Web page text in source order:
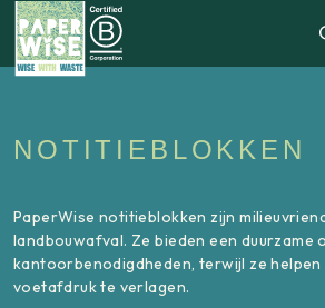
NOTITIEBLOKKEN
PaperWise notitieblokken zijn
landbouwafval. Ze bieden een duurzame
kantoorbenodigdheden, terwijl ze helpen
voetafdruk te verlagen.